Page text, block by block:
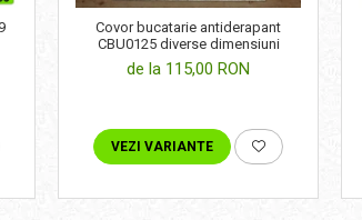
Covor bucatarie antiderapant
CBU0125 diverse dimensiuni
de la 115,00 RON
VEZI VARIANTE